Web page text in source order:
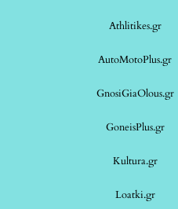
Athlitikes.gr
AutoMotoPlus.gr
GnosiGiaOlous.gr
GoneisPlus.gr
Kultura.gr
Loatki.gr